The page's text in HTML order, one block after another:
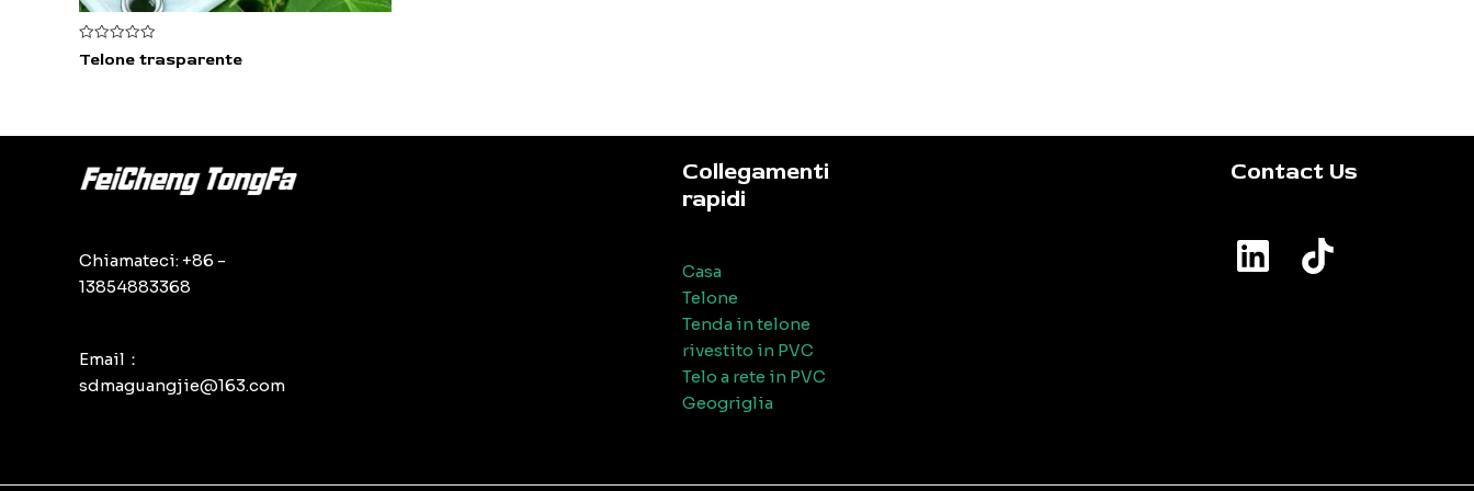
Valutato
0
Telone trasparente
Chiamateci: +86 -
13854883368
Email：
sdmaguangjie@163.com
Collegamenti
rapidi
Casa
Telone
Tenda in telone
rivestito in PVC
Telo a rete in PVC
Geogriglia
Contact Us